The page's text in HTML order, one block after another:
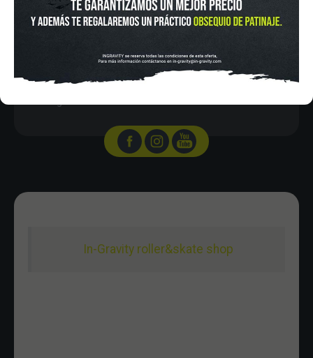
In-Gravity roller&skate shop
Pza. Mariano de Cavia, 2
Tel.:915 524 553
Lunes a Viernes de 12:00 - 20:30
Sabado De 10:00 - 20:30